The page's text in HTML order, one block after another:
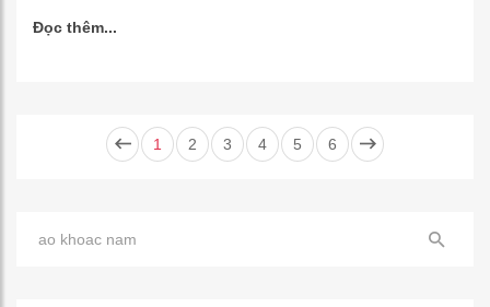
Đọc thêm...
1 2 3 4 5 6